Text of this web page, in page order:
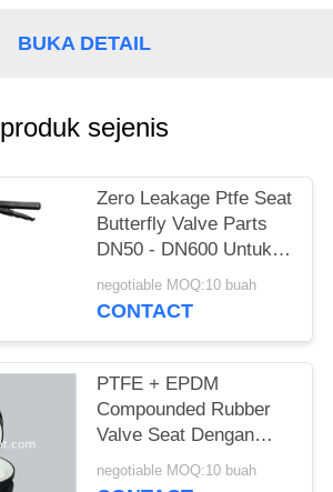
BUKA DETAIL
produk sejenis
Zero Leakage Ptfe Seat
Butterfly Valve Parts
DN50 - DN600 Untuk
Suhu Tinggi
negotiable MOQ:10 buah
CONTACT
PTFE + EPDM
Compounded Rubber
Valve Seat Dengan
Ketahanan Suhu Tinggi
negotiable MOQ:10 buah